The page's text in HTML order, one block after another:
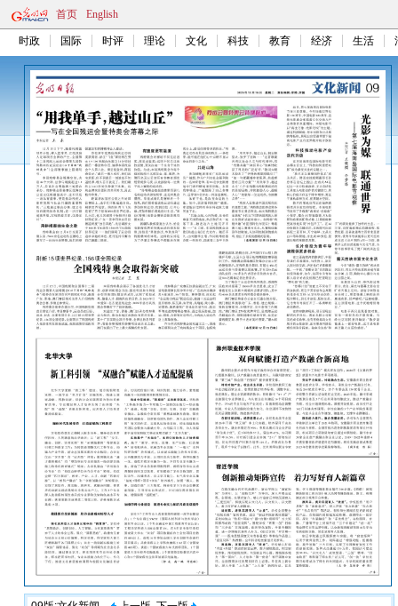
首页 English
时政 国际 时评 理论 文化 科技 教育 经济 生活